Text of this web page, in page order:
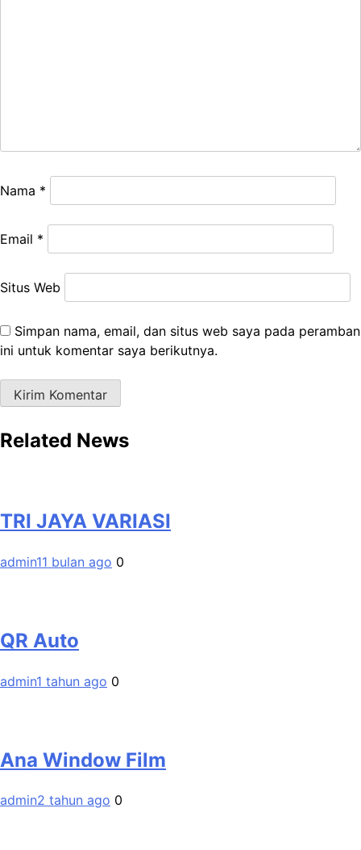
Nama *
Email *
Situs Web
Simpan nama, email, dan situs web saya pada peramban
ini untuk komentar saya berikutnya.
Related News
TRI JAYA VARIASI
admin11 bulan ago 0
QR Auto
admin1 tahun ago 0
Ana Window Film
admin2 tahun ago 0